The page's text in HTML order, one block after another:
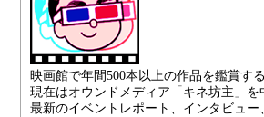
映画館で年間500本以上の作品を鑑賞す
現在はオウンドメディア「キネ坊主」を
最新のイベントレポート、インタビュー